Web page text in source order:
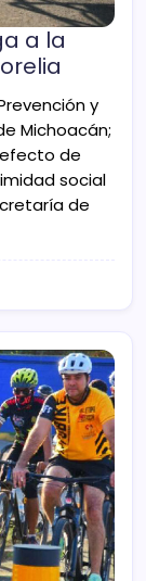
a la
y
Michoacán;
de
social
de